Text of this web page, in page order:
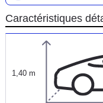
Caractéristiques
1,40 m